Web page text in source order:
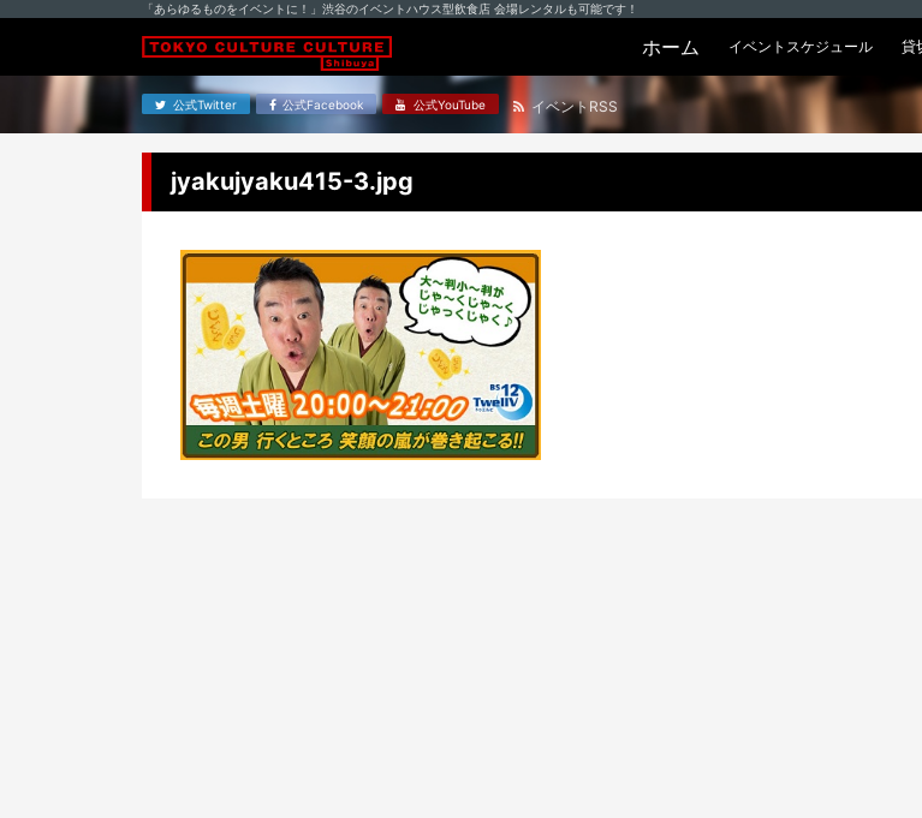
「あらゆるものをイベントに！」渋谷のイベントハウス型飲食店 会場レンタルも可能です！
ホーム イベントスケジュール 貸
公式Twitter 公式Facebook 公式YouTube イベントRSS
jyakujyaku415-3.jpg